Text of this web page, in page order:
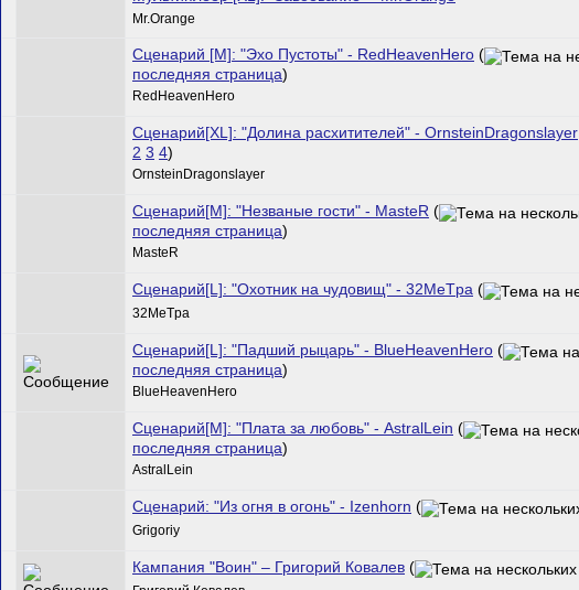
Mr.Orange
Сценарий [M]: "Эхо Пустоты" - RedHeavenHero (
последняя страница)
RedHeavenHero
Сценарий[XL]: "Долина расхитителей" - OrnsteinDragonslayer
2 3 4)
OrnsteinDragonslayer
Сценарий[M]: "Незваные гости" - MasteR (
последняя страница)
MasteR
Сценарий[L]: "Охотник на чудовищ" - 32MeTpa (
32MeTpa
Сценарий[L]: "Падший рыцарь" - BlueHeavenHero (
последняя страница)
BlueHeavenHero
Сценарий[M]: "Плата за любовь" - AstralLein (
последняя страница)
AstralLein
Сценарий: "Из огня в огонь" - Izenhorn (
Grigoriy
Кампания "Воин" – Григорий Ковалев (